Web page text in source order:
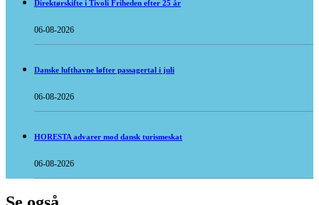
Direktørskifte i Tivoli Friheden efter 25 år
06-08-2026
Danske lufthavne løfter passagertal i juli
06-08-2026
HORESTA advarer mod dansk turismeskat
06-08-2026